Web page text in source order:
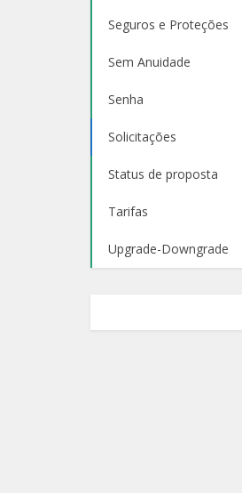
Seguros e Proteções
Sem Anuidade
Senha
Solicitações
Status de proposta
Tarifas
Upgrade-Downgrade